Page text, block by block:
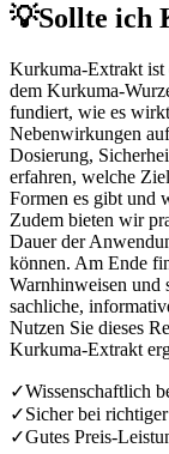
💡Sollte ich
Kurkuma-Extrakt ist
dem Kurkuma-
fundiert, wie es
Nebenwirkungen
Dosierung,
erfahren, welche
Formen es gibt und
Zudem bieten wir
Dauer der
können. Am Ende
Warnhinweisen und
sachliche,
Nutzen Sie dieses
Kurkuma-Extrakt
✓Wissenschaftlich
✓Sicher bei
✓Gutes Preis-